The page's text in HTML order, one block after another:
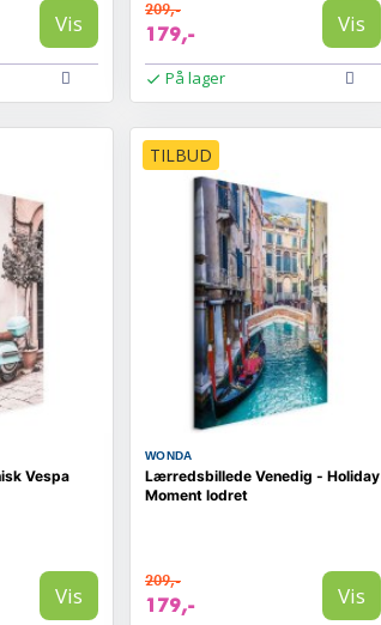
Vis
209,-
179,- Vis
På lager
Vespa
Vis
TILBUD
WONDA
Lærredsbillede Venedig - Holiday
Moment lodret
209,-
179,- Vis